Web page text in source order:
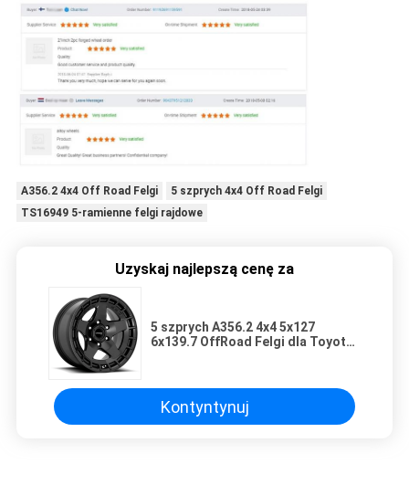
A356.2 4x4 Off Road Felgi
5 szprych 4x4 Off Road Felgi
TS16949 5-ramienne felgi rajdowe
Uzyskaj najlepszą cenę za
5 szprych A356.2 4x4 5x127
6x139.7 OffRoad Felgi dla Toyota
Kontyntynuj